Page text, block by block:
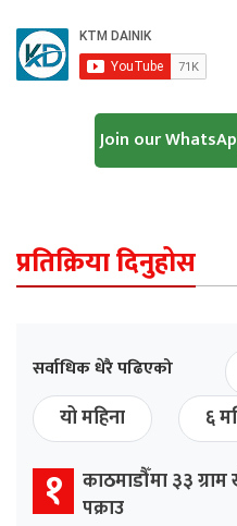
Join our
प्रतिक्रिया दिनुहोस
सर्वाधिक धेरै पढिएको
यो महिना
६
१ काठमाडौँमा ३३
पक्राउ